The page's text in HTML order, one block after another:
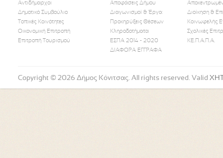
Αντιδήμαρχοι
Δημοτικό Συμβούλιο
Τοπικές Κοινότητες
Οικονομική Επιτροπή
Επιτροπή Τουρισμού
Αποφάσεις Δήμου
Διαγωνισμοί & Έργα
Προκηρύξεις Θέσεων
Κληροδοτήματα
ΕΣΠΑ 2014 - 2020
ΔΙΑΦΟΡΑ ΕΓΓΡΑΦΑ
Διοίκηση &
Κοινωφελής
Σχολικές
ΚΕ.Π.Α.Π.Α.
Follow Us
Copyright © 2026 Δήμος Κόνιτσας. All rights reserved. Valid